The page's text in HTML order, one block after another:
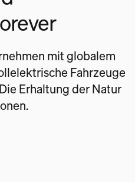
mit globalem
Fahrzeuge
Erhaltung der Natur